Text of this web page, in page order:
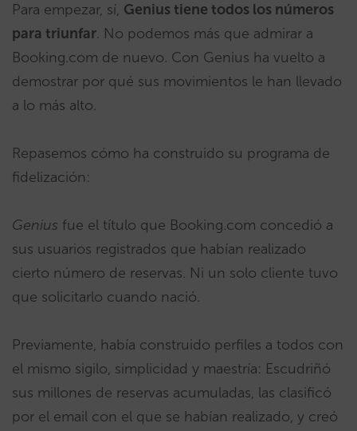
Para empezar, sí, Genius tiene todos los números
para triunfar. No podemos más que admirar a
Booking.com de nuevo. ​Con Genius ha vuelto a
demostrar por qué sus movimientos le han llevado
a lo más alto.
Repasemos cómo ha construido su programa de
fidelización:
Genius fue el título que Booking.com concedió a
sus usuarios registrados que habían realizado
cierto número de reservas. Ni un solo cliente tuvo
que solicitarlo cuando nació.
Previamente, había construido perfiles a todos con
el mismo sigilo, simplicidad y maestría: Escudriñó
sus millones de reservas acumuladas, las clasificó
por el email con el que se habían realizado, y creó